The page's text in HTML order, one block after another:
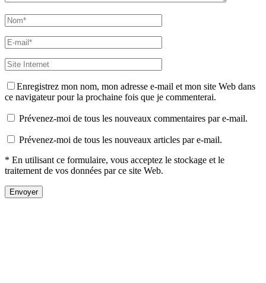
Enregistrez mon nom, mon adresse e-mail et mon site Web dans
ce navigateur pour la prochaine fois que je commenterai.
Prévenez-moi de tous les nouveaux commentaires par e-mail.
Prévenez-moi de tous les nouveaux articles par e-mail.
* En utilisant ce formulaire, vous acceptez le stockage et le
traitement de vos données par ce site Web.